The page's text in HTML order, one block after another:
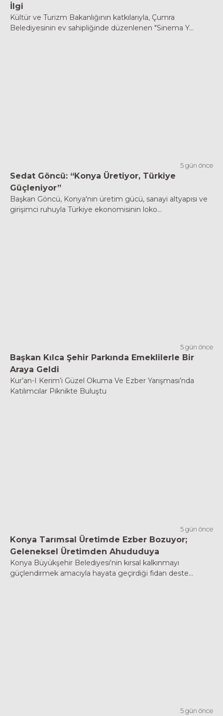
İlgi
Kültür ve Turizm Bakanlığının katkılarıyla, Çumra
Belediyesinin ev sahipliğinde düzenlenen "Sinema Y...
5 gün önce
Sedat Göncü: “Konya Üretiyor, Türkiye
Güçleniyor”
Başkan Göncü, Konya'nın üretim gücü, sanayi altyapısı ve
girişimci ruhuyla Türkiye ekonomisinin loko...
5 gün önce
Başkan Kılca Şehir Parkında Emeklilerle Bir
Araya Geldi
Kur’an-I Kerim’i Güzel Okuma Ve Ezber Yarışması’nda
Katılımcılar Piknikte Buluştu
5 gün önce
Konya Tarımsal Üretimde Ezber Bozuyor;
Geleneksel Üretimden Ahududuya
Konya Büyükşehir Belediyesi'nin kırsal kalkınmayı
güçlendirmek amacıyla hayata geçirdiği fidan deste...
5 gün önce